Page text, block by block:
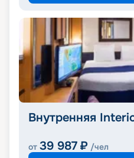
Внутренняя
от 39 987 ₽ /чел